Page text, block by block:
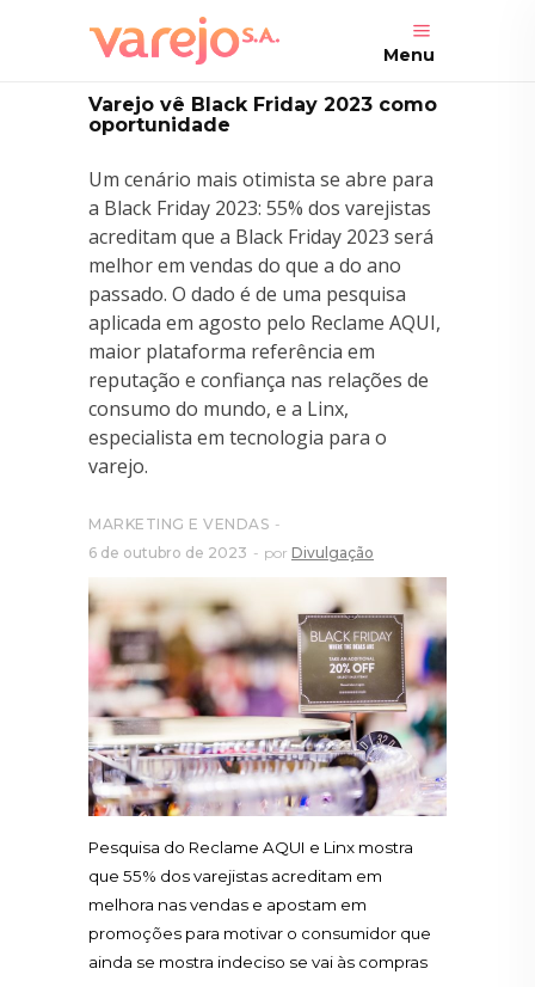
Menu
Varejo vê Black Friday 2023 como
oportunidade
Um cenário mais otimista se abre para
a Black Friday 2023: 55% dos varejistas
acreditam que a Black Friday 2023 será
melhor em vendas do que a do ano
passado. O dado é de uma pesquisa
aplicada em agosto pelo Reclame AQUI,
maior plataforma referência em
reputação e confiança nas relações de
consumo do mundo, e a Linx,
especialista em tecnologia para o
varejo.
MARKETING E VENDAS
6 de outubro de 2023
por Divulgação
Pesquisa do Reclame AQUI e Linx mostra
que 55% dos varejistas acreditam em
melhora nas vendas e apostam em
promoções para motivar o consumidor que
ainda se mostra indeciso se vai às compras